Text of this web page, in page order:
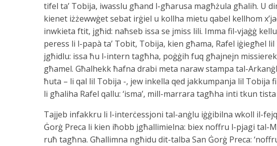
tifel ta’ Tobija, iwasslu għand l-għarusa magħżula għalih. U
kienet iżżewwġet sebat irġiel u kollha mietu qabel kellhom
inwkieta ftit, jgħid: naħseb issa se jmiss lili. Imma fil-vjaġġ
peress li l-papà ta’ Tobit, Tobija, kien għama, Rafel iġiegħel
jgħidlu: issa ħu l-intern tagħha, poġġih fuq għajnejn
għamel. Għalhekk ħafna drabi meta naraw stampa tal-
ħuta – li qal lil Tobija -, jew inkella qed jakkumpanja lil Tobija
li għaliha Rafel qallu: ‘isma’, mill-marrara tagħha inti tkun
Tajjeb infakkru li l-interċessjoni tal-anġlu iġġibilna wkoll il-
Ġorġ Preca li kien iħobb jgħallimielna: biex noffru l-pjagi tal-
ruħ tagħna. Għallimna ngħidu dit-talba San Ġorġ Preca: